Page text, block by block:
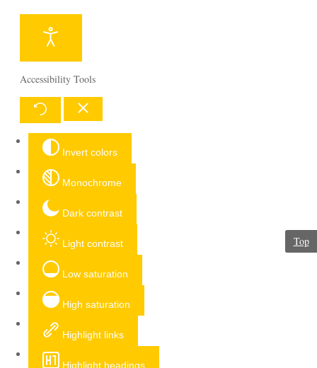
Accessibility Tools
Invert colors
Monochrome
Dark contrast
Light contrast
Low saturation
High saturation
Highlight links
Highlight headings
Top